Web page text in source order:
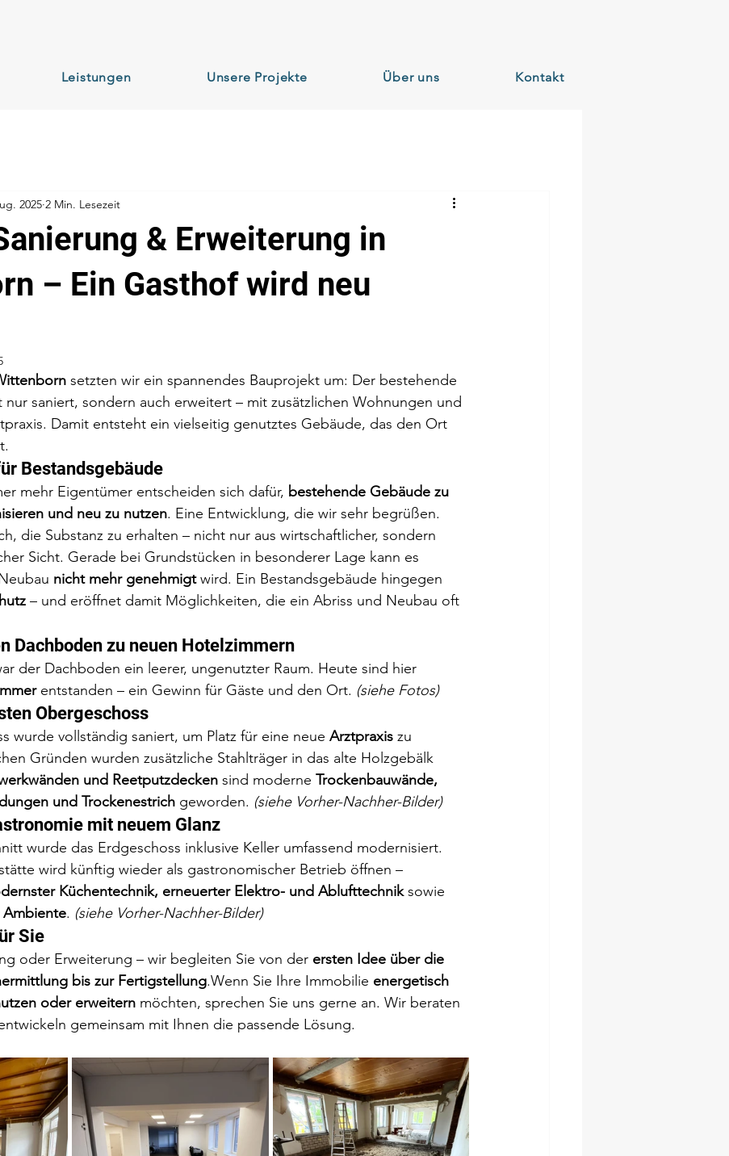
Leistungen Unsere Projekte Über uns Kontakt
& Erweiterung in
– Ein Gasthof wird neu
2025 2 Min. Lesezeit
setzten wir ein spannendes Bauprojekt um: Der bestehende
saniert, sondern auch erweitert – mit zusätzlichen Wohnungen und
Damit entsteht ein vielseitig genutztes Gebäude, das den Ort
Bestandsgebäude
mehr Eigentümer entscheiden sich dafür, bestehende Gebäude zu
und neu zu nutzen. Eine Entwicklung, die wir sehr begrüßen.
die Substanz zu erhalten – nicht nur aus wirtschaftlicher, sondern
Sicht. Gerade bei Grundstücken in besonderer Lage kann es
nicht mehr genehmigt wird. Ein Bestandsgebäude hingegen
– und eröffnet damit Möglichkeiten, die ein Abriss und Neubau oft
Dachboden zu neuen Hotelzimmern
der Dachboden ein leerer, ungenutzter Raum. Heute sind hier
entstanden – ein Gewinn für Gäste und den Ort. (siehe Fotos)
Obergeschoss
wurde vollständig saniert, um Platz für eine neue Arztpraxis zu
Gründen wurden zusätzliche Stahlträger in das alte Holzgebälk
und Reetputzdecken sind moderne Trockenbauwände,
und Trockenestrich geworden. (siehe Vorher-Nachher-Bilder)
mit neuem Glanz
wurde das Erdgeschoss inklusive Keller umfassend modernisiert.
wird künftig wieder als gastronomischer Betrieb öffnen –
Küchentechnik, erneuerter Elektro- und Ablufttechnik sowie
. (siehe Vorher-Nachher-Bilder)
Sie
oder Erweiterung – wir begleiten Sie von der ersten Idee über die
bis zur Fertigstellung.Wenn Sie Ihre Immobilie energetisch
oder erweitern möchten, sprechen Sie uns gerne an. Wir beraten
gemeinsam mit Ihnen die passende Lösung.